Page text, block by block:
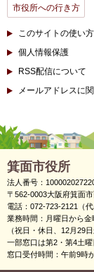
市役所への行き方
このサイトの使い
個人情報保護
RSS配信について
メールアドレスに
箕面市役所
法人番号：
〒562-0003大阪府箕面
電話：072-723-2121（代
業務時間：月曜日から
（祝日・休日、12月29
一部窓口は第2・第4土
窓口受付時間：午前9時